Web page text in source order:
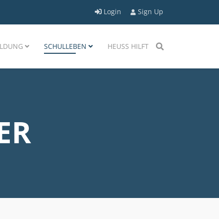
Login Sign Up
SCHULLEBEN HEUSS HILFT